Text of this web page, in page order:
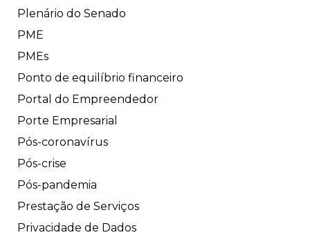
Plenário do Senado
PME
PMEs
Ponto de equilíbrio financeiro
Portal do Empreendedor
Porte Empresarial
Pós-coronavírus
Pós-crise
Pós-pandemia
Prestação de Serviços
Privacidade de Dados